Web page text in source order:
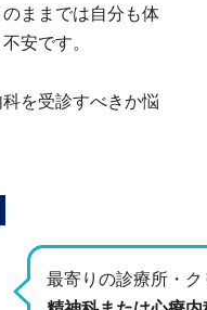
ままでは自分も体
安です。
を受診すべきか悩
最寄りの診療所・